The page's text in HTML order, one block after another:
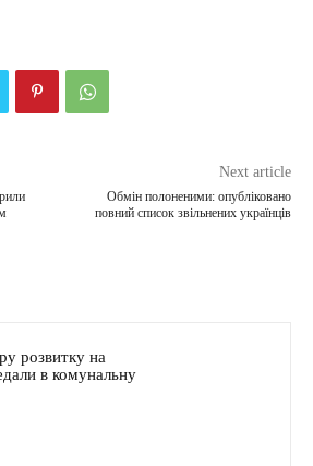
Next article
Обмін полоненими: опубліковано
повний список звільнених українців
розвитку на
в комунальну